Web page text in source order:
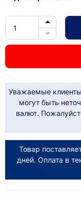
Уважаемые
могут быть
валют.
Товар
дней. Оплата в